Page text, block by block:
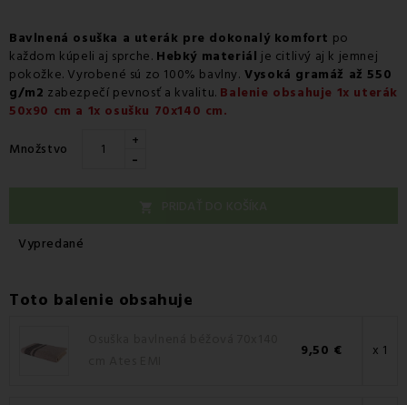
Streda 12.08 - Packeta doručenie kuriérom na adresu
Bavlnená osuška a uterák pre dokonalý komfort po
každom kúpeli aj sprche. Hebký materiál je citlivý aj k jemnej
pokožke. Vyrobené sú zo 100% bavlny. Vysoká gramáž až 550
g/m2 zabezpečí pevnosť a kvalitu. Balenie obsahuje 1x uterák
50x90 cm a 1x osušku 70x140 cm.
Množstvo +
-
Vypredané
Toto balenie obsahuje
9,50 € x 1